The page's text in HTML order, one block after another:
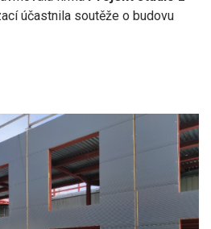
účastnila soutěže o budovu